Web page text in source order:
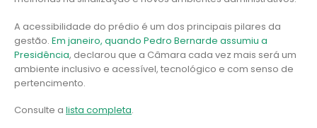
A acessibilidade do prédio é um dos principais pilares da
gestão. Em janeiro, quando Pedro Bernarde assumiu a
Presidência, declarou que a Câmara cada vez mais será um
ambiente inclusivo e acessível, tecnológico e com senso de
pertencimento.
Consulte a lista completa.